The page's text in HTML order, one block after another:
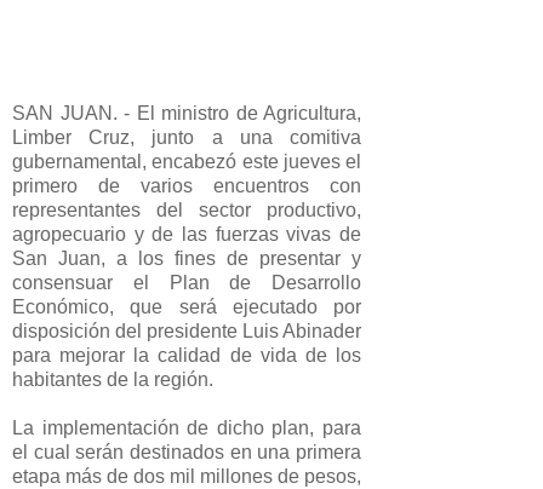
SAN JUAN. - El ministro de Agricultura,
Limber Cruz, junto a una comitiva
gubernamental, encabezó este jueves el
primero de varios encuentros con
representantes del sector productivo,
agropecuario y de las fuerzas vivas de
San Juan, a los fines de presentar y
consensuar el Plan de Desarrollo
Económico, que será ejecutado por
disposición del presidente Luis Abinader
para mejorar la calidad de vida de los
habitantes de la región.
La implementación de dicho plan, para
el cual serán destinados en una primera
etapa más de dos mil millones de pesos,